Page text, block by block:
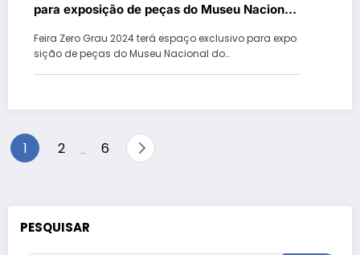
para exposição de peças do Museu Nacional
Feira Zero Grau 2024 terá espaço exclusivo para expo
sição de peças do Museu Nacional do…
Paginação
1 2 6
PESQUISAR